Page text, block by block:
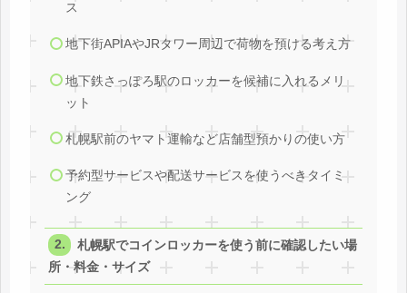
ス
地下街APIAやJRタワー周辺で荷物を預ける考え方
地下鉄さっぽろ駅のロッカーを候補に入れるメリ
ット
札幌駅前のヤマト運輸など店舗型預かりの使い方
予約型サービスや配送サービスを使うべきタイミ
ング
札幌駅でコインロッカーを使う前に確認したい場
所・料金・サイズ